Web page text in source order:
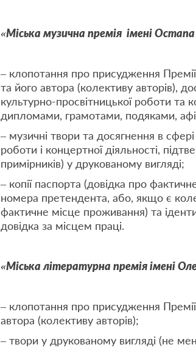
«Міська музична премія імені
– клопотання про присудження
та його автора (колективу авторів),
культурно-просвітницької роботи та
дипломами, грамотами, подяками,
– музичні твори та досягнення в
роботи і концертної діяльності,
примірників) у друкованому вигляді;
– копії паспорта (довідка про
номера претендента, або, якщо є
фактичне місце проживання) та
довідка за місцем праці.
«Міська літературна премія імені
– клопотання про присудження
автора (колективу авторів);
– твори у друкованому вигляді (не